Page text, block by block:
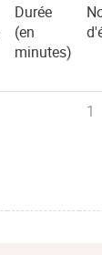
Durée
(en
minutes)
1